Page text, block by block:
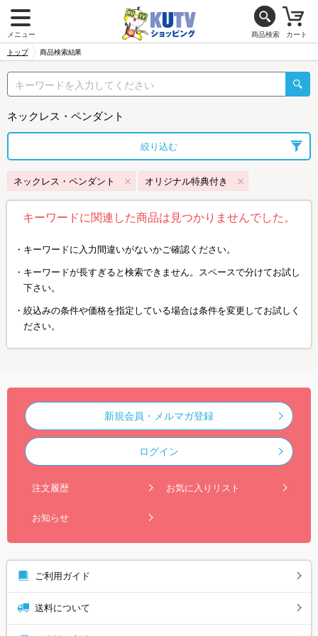
メニュー 商品検索 カート
トップ 商品検索結果
ネックレス・ペンダント
絞り込む
ネックレス・ペンダント オリジナル特典付き
キーワードに関連した商品は見つかりませんでした。
キーワードに入力間違いがないかご確認ください。
キーワードが長すぎると検索できません。スペースで分けてお試し
下さい。
絞込みの条件や価格を指定している場合は条件を変更してお試しく
ださい。
新規会員・メルマガ登録
ログイン
注文履歴 お気に入りリスト
お知らせ
ご利用ガイド
送料について